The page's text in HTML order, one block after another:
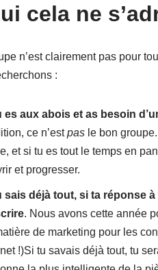
cela ne
n’est clairement pas pour
:
es aux abois et as besoin
ce n’estpas le bon
et si tu es tout le temps en
et progresser.
sais déjà tout, si ta réponse
. Nous avons cette année
de marketing pour les
!)Si tu savais déjà tout, tu